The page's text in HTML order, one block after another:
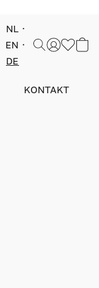
NL
EN
DE
KONTAKT